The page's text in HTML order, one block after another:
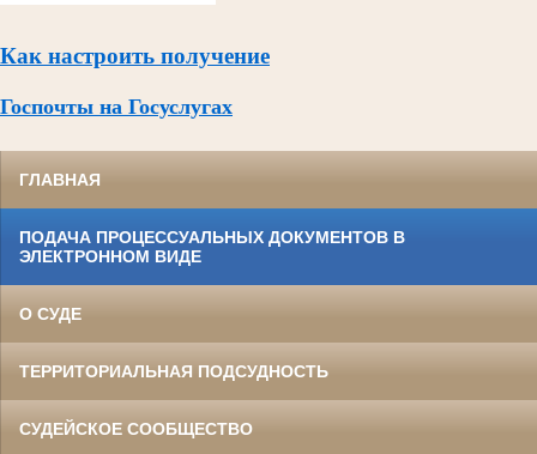
Как настроить получение
Госпочты на Госуслугах
ГЛАВНАЯ
ПОДАЧА ПРОЦЕССУАЛЬНЫХ ДОКУМЕНТОВ В
ЭЛЕКТРОННОМ ВИДЕ
О СУДЕ
ТЕРРИТОРИАЛЬНАЯ ПОДСУДНОСТЬ
СУДЕЙСКОЕ СООБЩЕСТВО